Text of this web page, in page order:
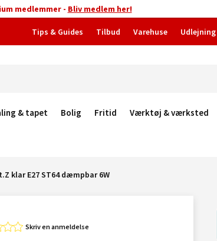
medlemmer - Bliv medlem her!
Tips & Guides Tilbud Varehuse Udlejning
& tapet Bolig Fritid Værktøj & værksted
klar E27 ST64 dæmpbar 6W
Skriv en anmeldelse